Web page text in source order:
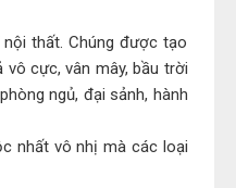
thất. Chúng được tạo
cực, vân mây, bầu trời
ngủ, đại sảnh, hành
nhất vô nhị mà các loại